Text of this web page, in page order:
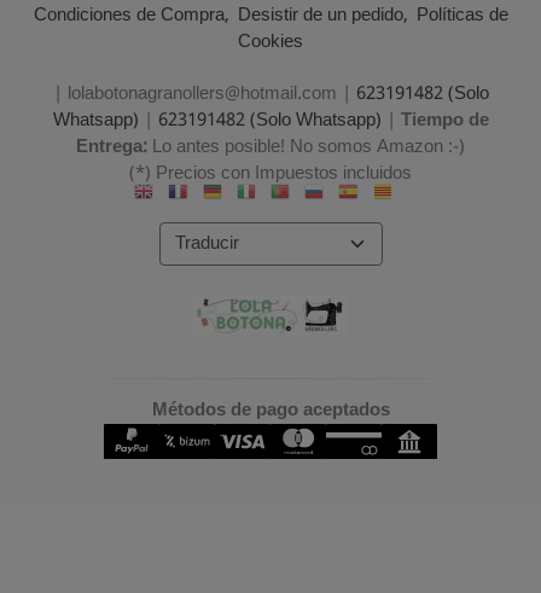
Condiciones de Compra Desistir de un pedido Políticas de
Cookies
| lolabotonagranollers@hotmail.com | 623191482 (Solo
Whatsapp) | 623191482 (Solo Whatsapp) | Tiempo de
Entrega:Lo antes posible! No somos Amazon :-)
(*) Precios con Impuestos incluidos
Métodos de pago aceptados